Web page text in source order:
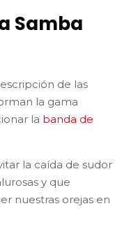
Samba
de las
la gama
la banda de
la caída de sudor
y que
nuestras orejas en